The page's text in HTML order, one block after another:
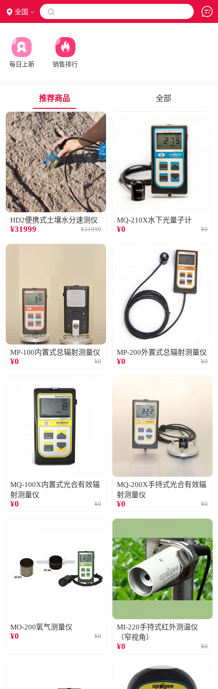
全国 
每日上新 销售排行
推荐商品 全部
HD2便携式土壤水分速测仪
¥31999 ¥31999
MQ-210X水下光量子计
¥0 ¥0
MP-100内置式总辐射测量仪
¥0 ¥0
MP-200外置式总辐射测量仪
¥0 ¥0
MQ-100X内置式光合有效辐
射测量仪
¥0 ¥0
MQ-200X手持式光合有效辐
射测量仪
¥0 ¥0
MO-200氧气测量仪
¥0 ¥0
MI-220手持式红外测温仪
（窄视角）
¥0 ¥0